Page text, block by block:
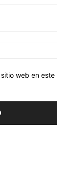
web en este